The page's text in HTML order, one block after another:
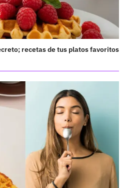
recetas de tus platos favoritos